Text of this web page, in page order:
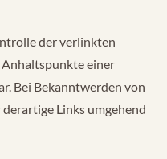
der verlinkten
einer
Bei Bekanntwerden von
Links umgehend